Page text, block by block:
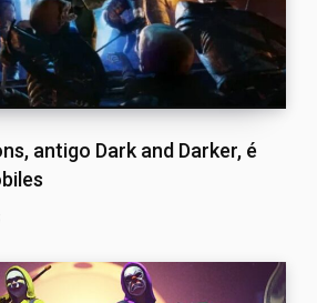
antigo Dark and Darker, é